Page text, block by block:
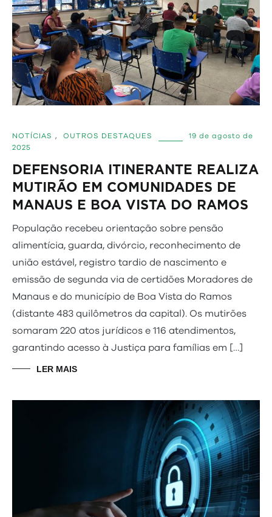
NOTÍCIAS , OUTROS DESTAQUES
19 de agosto de
2025
DEFENSORIA ITINERANTE REALIZA
MUTIRÃO EM COMUNIDADES DE
MANAUS E BOA VISTA DO RAMOS
População recebeu orientação sobre pensão
alimentícia, guarda, divórcio, reconhecimento de
união estável, registro tardio de nascimento e
emissão de segunda via de certidões Moradores de
Manaus e do município de Boa Vista do Ramos
(distante 483 quilômetros da capital). Os mutirões
somaram 220 atos jurídicos e 116 atendimentos,
garantindo acesso à Justiça para famílias em […]
LER MAIS